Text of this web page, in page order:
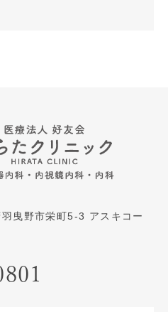
羽曳野市栄町5-3 アスキコー